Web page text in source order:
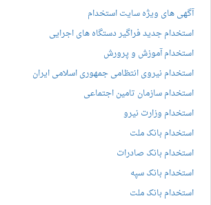
آگهی های ویژه سایت استخدام
استخدام جدید فراگیر دستگاه های اجرایی
استخدام آموزش و پرورش
استخدام نیروی انتظامی جمهوری اسلامی ایران
استخدام سازمان تامین اجتماعی
استخدام وزارت نیرو
استخدام بانک ملت
استخدام بانک صادرات
استخدام بانک سپه
استخدام بانک ملت